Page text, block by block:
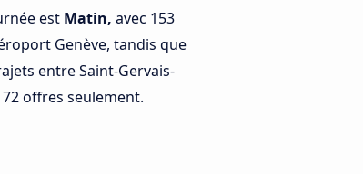
est Matin, avec 153
Genève, tandis que
entre Saint-Gervais-
offres seulement.